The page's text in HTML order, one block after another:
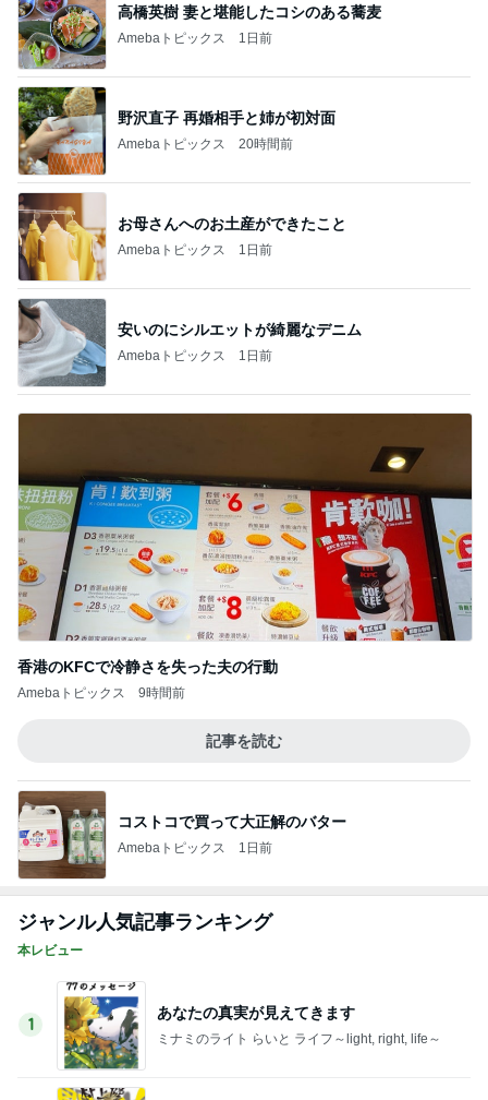
高橋英樹 妻と堪能したコシのある蕎麦
Amebaトピックス 1日前
野沢直子 再婚相手と姉が初対面
Amebaトピックス 20時間前
お母さんへのお土産ができたこと
Amebaトピックス 1日前
安いのにシルエットが綺麗なデニム
Amebaトピックス 1日前
香港のKFCで冷静さを失った夫の行動
Amebaトピックス 9時間前
記事を読む
コストコで買って大正解のバター
Amebaトピックス 1日前
ジャンル人気記事ランキング
本レビュー
1
あなたの真実が見えてきます
ミナミのライト らいと ライフ～light, right, life～